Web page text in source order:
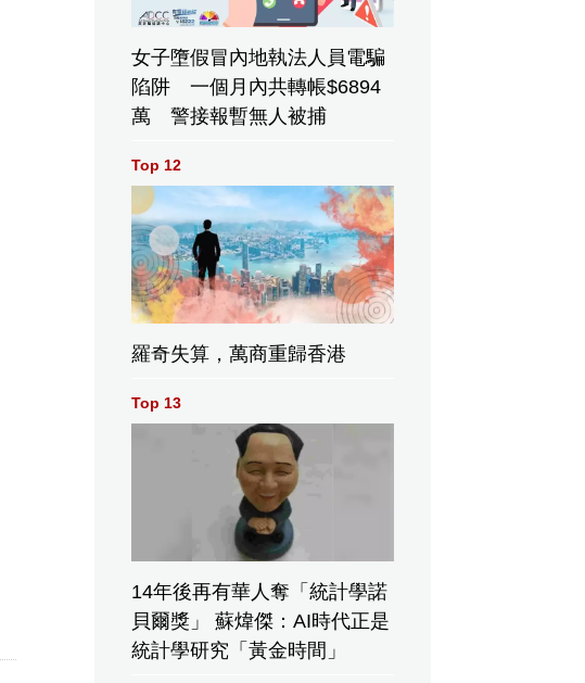
女子墮假冒內地執法人員電騙
陷阱 一個月內共轉帳$6894
萬 警接報暫無人被捕
Top 12
羅奇失算，萬商重歸香港
Top 13
14年後再有華人奪「統計學諾
貝爾獎」 蘇煒傑：AI時代正是
統計學研究「黃金時間」